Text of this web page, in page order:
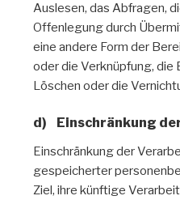
Auslesen, das Abfragen,
Offenlegung durch
eine andere Form der
oder die Verknüpfung, die
Löschen oder die
d) Einschränkung
Einschränkung der
gespeicherter
Ziel, ihre künftige